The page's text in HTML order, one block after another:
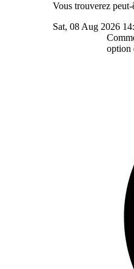
Vous trouverez
Sat, 08 Aug 2026
option